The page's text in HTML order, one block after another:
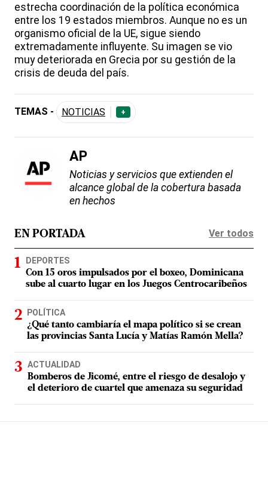
estrecha coordinación de la política económica
entre los 19 estados miembros. Aunque no es un
organismo oficial de la UE, sigue siendo
extremadamente influyente. Su imagen se vio
muy deteriorada en Grecia por su gestión de la
crisis de deuda del país.
TEMAS - NOTICIAS +
AP
Noticias y servicios que extienden el
alcance global de la cobertura basada
en hechos
EN PORTADA Ver todos
DEPORTES
Con 15 oros impulsados por el boxeo, Dominicana
sube al cuarto lugar en los Juegos Centrocaribeños
POLÍTICA
¿Qué tanto cambiaría el mapa político si se crean
las provincias Santa Lucía y Matías Ramón Mella?
ACTUALIDAD
Bomberos de Jicomé, entre el riesgo de desalojo y
el deterioro de cuartel que amenaza su seguridad